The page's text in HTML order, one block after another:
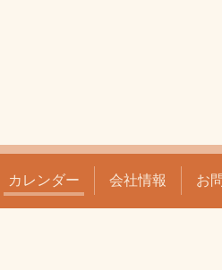
カレンダー 会社情報 お